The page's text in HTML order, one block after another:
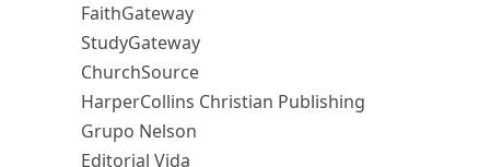
FaithGateway
StudyGateway
ChurchSource
HarperCollins Christian Publishing
Grupo Nelson
Editorial Vida